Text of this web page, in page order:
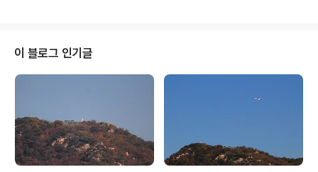
당하며 시는 이들이 제작한 영상물을 유튜브, 페이스북, 트
위터 등 SNS와 시정영상홍보시스템에 표출하는 한편, 부
서평가에 이를 반영하고 연말 우수작을 선정해 인센티브를
를 이루고 있다며 급변하는 미디어시대에 슬기롭게 대..
이 블로그 인기글